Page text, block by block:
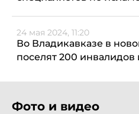
24 мая 2024, 11:20
Во Владикавказе в
поселят 200 инвалидов
Фото и видео